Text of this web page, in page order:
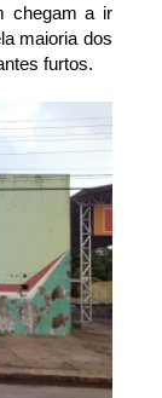
chegam a ir
maioria dos
furtos.